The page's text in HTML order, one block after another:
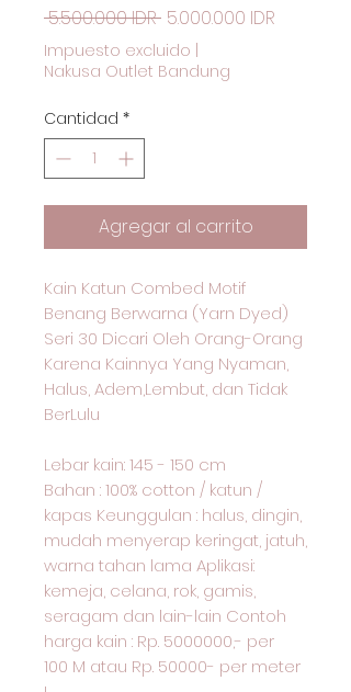
5.500.000 IDR Precio
5.000.000 IDR
Impuesto excluido
Nakusa Outlet Bandung
Cantidad *
Agregar al carrito
Kain Katun Combed Motif
Benang Berwarna (Yarn Dyed)
Seri 30 Dicari Oleh Orang-Orang
Karena Kainnya Yang Nyaman,
Halus, Adem,Lembut, dan Tidak
BerLulu
Lebar kain: 145 - 150 cm
Bahan : 100% cotton / katun /
kapas Keunggulan : halus, dingin,
mudah menyerap keringat, jatuh,
warna tahan lama Aplikasi:
kemeja, celana, rok, gamis,
seragam dan lain-lain Contoh
harga kain : Rp. 5000000,- per
100 M atau Rp. 50000- per meter